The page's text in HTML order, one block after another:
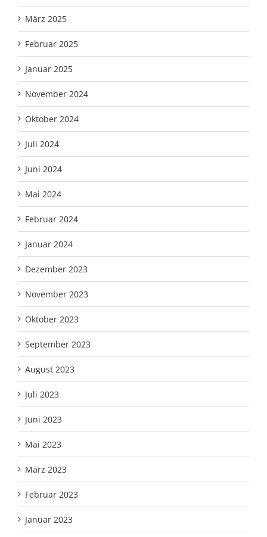
März 2025
Februar 2025
Januar 2025
November 2024
Oktober 2024
Juli 2024
Juni 2024
Mai 2024
Februar 2024
Januar 2024
Dezember 2023
November 2023
Oktober 2023
September 2023
August 2023
Juli 2023
Juni 2023
Mai 2023
März 2023
Februar 2023
Januar 2023